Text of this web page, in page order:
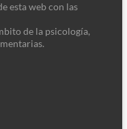
esta web con las
de la psicología,